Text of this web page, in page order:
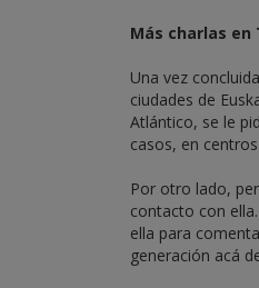
Más charlas en
Una vez
ciudades de
Atlántico, se le
casos, en
Por otro lado,
contacto con
ella para
generación acá